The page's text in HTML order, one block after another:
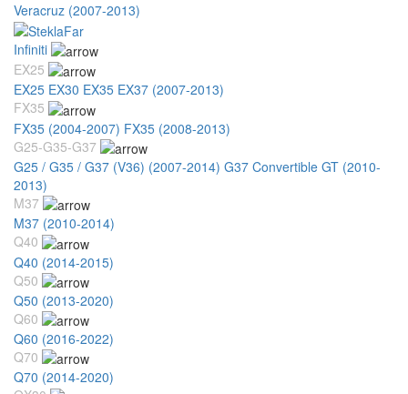
Veracruz (2007-2013)
Infiniti
EX25
EX25 EX30 EX35 EX37 (2007-2013)
FX35
FX35 (2004-2007) FX35 (2008-2013)
G25-G35-G37
G25 / G35 / G37 (V36) (2007-2014) G37 Convertible GT (2010-
2013)
M37
M37 (2010-2014)
Q40
Q40 (2014-2015)
Q50
Q50 (2013-2020)
Q60
Q60 (2016-2022)
Q70
Q70 (2014-2020)